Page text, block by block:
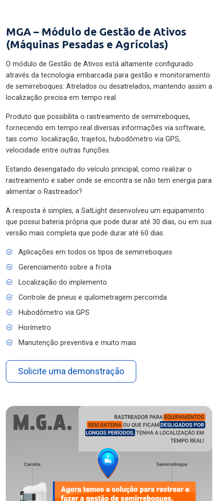
MGA – Módulo de Gestão de Ativos
(Máquinas Pesadas e Agrícolas)
O módulo de Gestão de Ativos está altamente configurado
através da tecnologia embarcada para gestão e monitoramento
de semirreboques: Atrelados ou desatrelados, mantendo assim a
localização precisa em tempo real.
Produto que possibilita o rastreamento de semirreboques,
fornecendo em tempo real diversas informações via software,
tais como: localização, trajetos, hubodômetro via GPS,
velocidade entre outras funções.
Estando desengatado do veículo principal, como realizar o
rastreamento e saber onde se encontra se não tem energia para
alimentar o Rastreador?
A resposta é simples, a SatLight desenvolveu um equipamento
que possui bateria própria que pode durar até 30 dias, ou em sua
versão mais completa que pode durar até 60 dias.
Aplicações em todos os tipos de semirreboques
Gerenciamento sobre a frota
Localização do implemento
Controle de pneus e quilometragem percorrida
Hubodômetro via GPS
Horímetro
Manutenção preventiva e muito mais
Solicite uma demonstração